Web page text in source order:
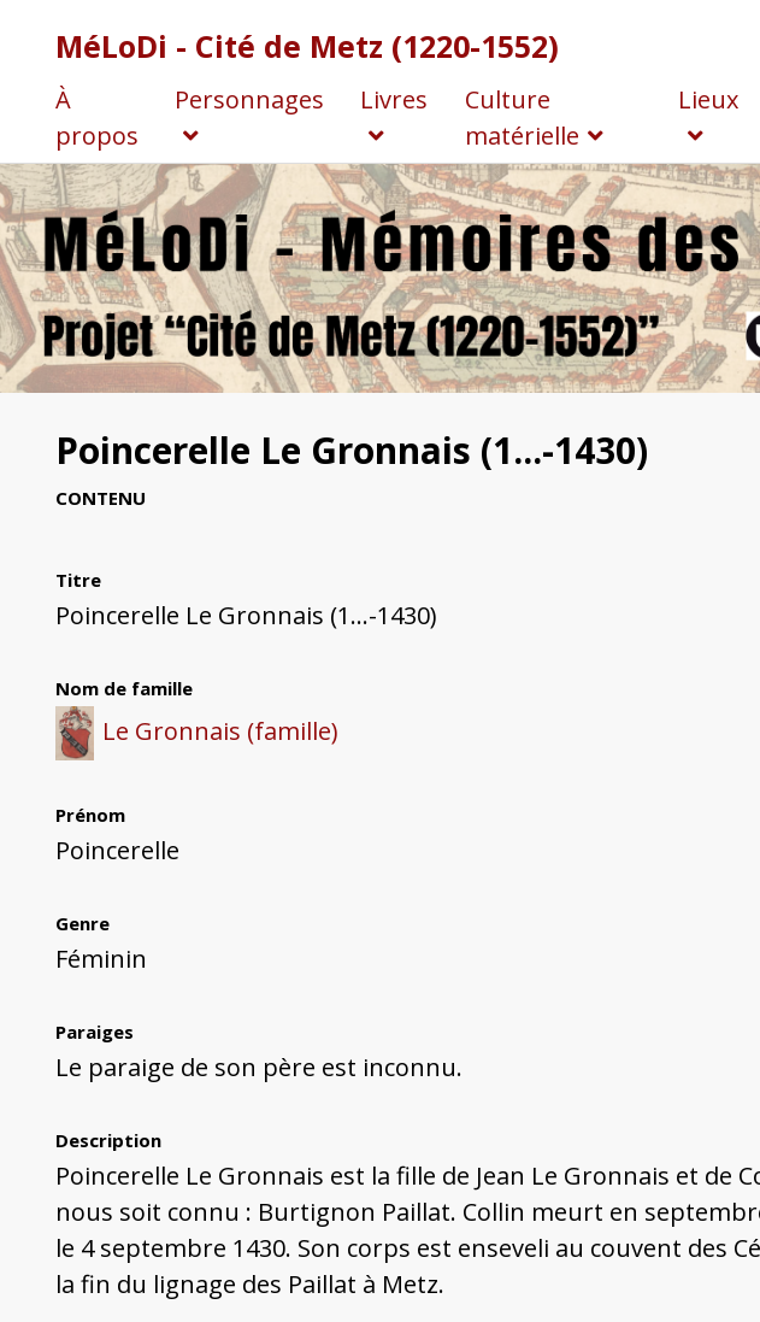
MéLoDi - Cité de Metz (1220-1552)
À
propos
Personnages Livres
Culture
matérielle
Lieux
Poincerelle Le Gronnais (1...-1430)
CONTENU
Titre
Poincerelle Le Gronnais (1...-1430)
Nom de famille
Le Gronnais (famille)
Prénom
Poincerelle
Genre
Féminin
Paraiges
Le paraige de son père est inconnu.
Description
Poincerelle Le Gronnais est la fille de Jean Le Gronnais et de
nous soit connu : Burtignon Paillat. Collin meurt en
le 4 septembre 1430. Son corps est enseveli au couvent des
la fin du lignage des Paillat à Metz.